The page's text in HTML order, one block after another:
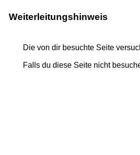
Weiterleitungshinweis
Die von dir besuchte Seite
Falls du diese Seite nicht